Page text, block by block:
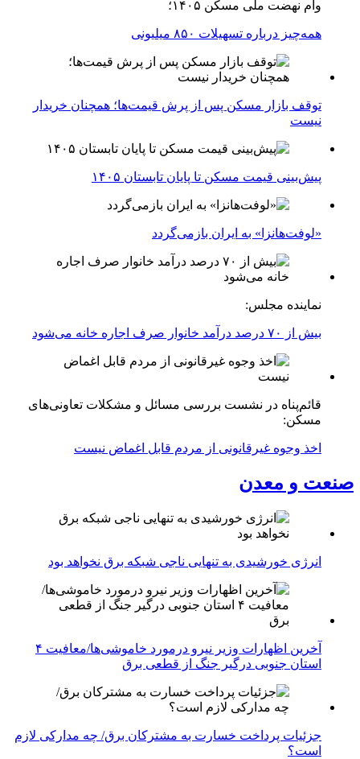
وام نهضت ملی مسکن ۱۴۰۵؛
همه‌چیز درباره تسهیلات ۸۵۰ میلیونی
توقف بازار مسکن پس از پرش قیمت‌ها؛ همچنان خریدار
نیست
پیش‌بینی قیمت مسکن تا پایان تابستان ۱۴۰۵
«لوفت‌هانزا» به ایران بازمی‌گردد
نماینده مجلس:
بیش از ۷۰ درصد درآمد خانوار صرف اجاره خانه می‌شود
قائم‌پناه در نشست بررسی مسائل و مشکلات تعاونی‌های
مسکن:
اخذ وجوه غیرقانونی از مردم قابل اغماض نیست
صنعت و معدن
انرژی خورشیدی به تنهایی ناجی شبکه برق نخواهد بود
آخرین اظهارات وزیر نیرو درمورد خاموشی‌ها/معافیت ۴
استان جنوبی درگیر جنگ از قطعی برق
جزئیات پرداخت خسارت به مشترکان برق/ چه مدارکی لازم
است؟